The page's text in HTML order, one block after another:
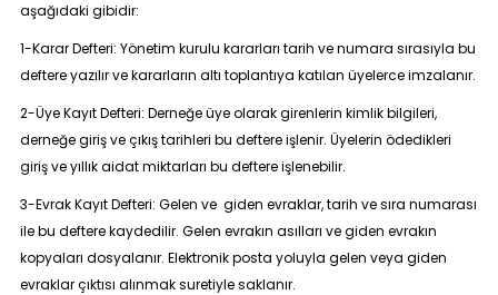
aşağıdaki gibidir:
1-Karar Defteri: Yönetim kurulu kararları tarih ve numara sırasıyla bu
deftere yazılır ve kararların altı toplantıya katılan üyelerce imzalanır.
2-Üye Kayıt Defteri: Derneğe üye olarak girenlerin kimlik bilgileri,
derneğe giriş ve çıkış tarihleri bu deftere işlenir. Üyelerin ödedikleri
giriş ve yıllık aidat miktarları bu deftere işlenebilir.
3-Evrak Kayıt Defteri: Gelen ve giden evraklar, tarih ve sıra numarası
ile bu deftere kaydedilir. Gelen evrakın asılları ve giden evrakın
kopyaları dosyalanır. Elektronik posta yoluyla gelen veya giden
evraklar çıktısı alınmak suretiyle saklanır.